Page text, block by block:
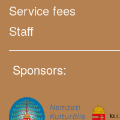
Service fees
Staff
Sponsors: